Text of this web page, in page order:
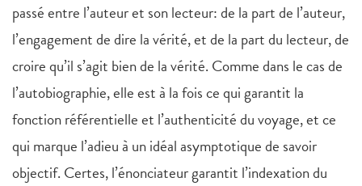
passé entre l’auteur et son lecteur: de la part de l’auteur,
l’engagement de dire la vérité, et de la part du lecteur, de
croire qu’il s’agit bien de la vérité. Comme dans le cas de
l’autobiographie, elle est à la fois ce qui garantit la
fonction référentielle et l’authenticité du voyage, et ce
qui marque l’adieu à un idéal asymptotique de savoir
objectif. Certes, l’énonciateur garantit l’indexation du